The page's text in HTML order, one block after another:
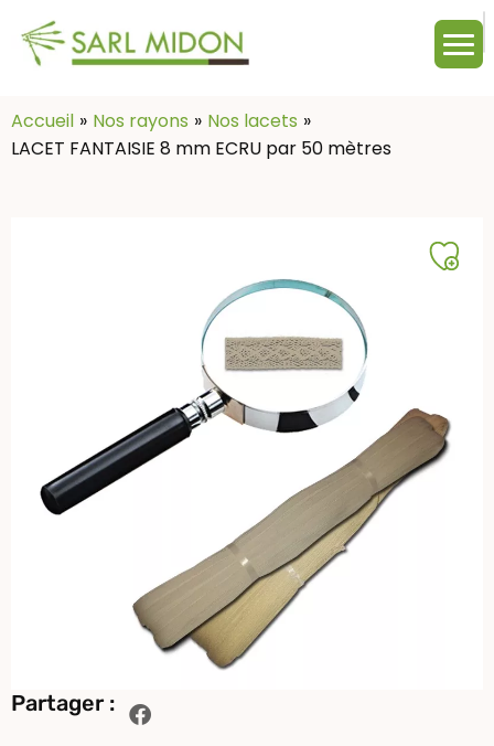
Accueil
Nos rayons
Nos lacets
LACET FANTAISIE 8 mm ECRU par 50 mètres
Partager :